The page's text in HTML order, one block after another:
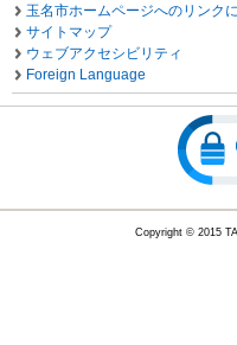
玉名市ホームページへのリンク
サイトマップ
ウェブアクセシビリティ
Foreign Language
Copyright © 2015